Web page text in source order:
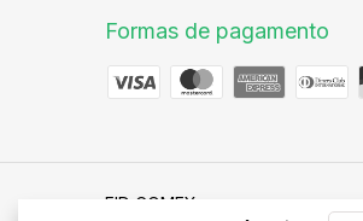
Formas de pagamento
FID COMEX